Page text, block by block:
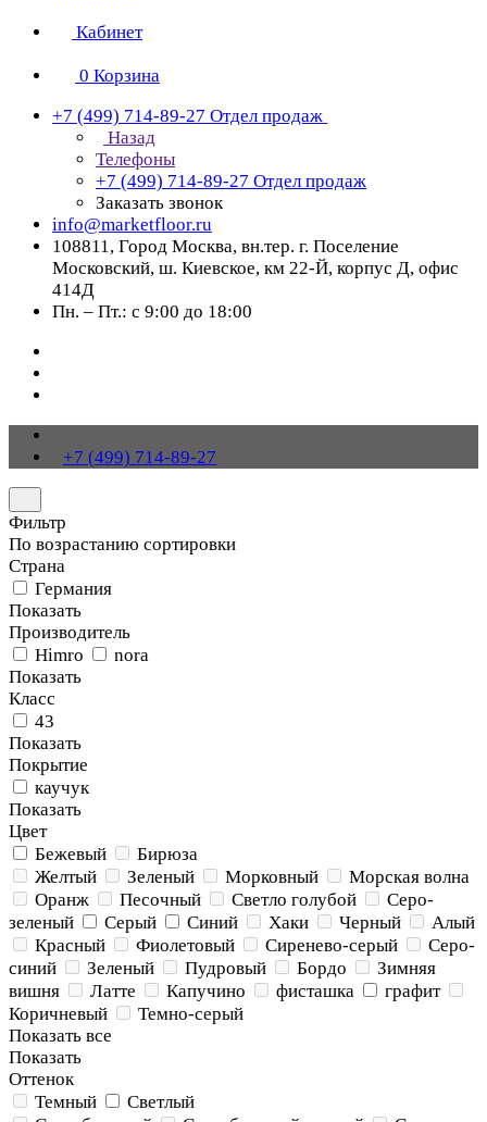
Кабинет
0 Корзина
+7 (499) 714-89-27 Отдел продаж
Назад
Телефоны
+7 (499) 714-89-27 Отдел продаж
Заказать звонок
info@marketfloor.ru
108811, Город Москва, вн.тер. г. Поселение
Московский, ш. Киевское, км 22-Й, корпус Д, офис
414Д
Пн. – Пт.: с 9:00 до 18:00
+7 (499) 714-89-27
Фильтр
По возрастанию сортировки
Страна
Германия
Показать
Производитель
Himro
nora
Показать
Класс
43
Показать
Покрытие
каучук
Показать
Цвет
Бежевый
Бирюза
Желтый
Зеленый Морковный
Морская волна
Оранж
Песочный Светло голубой
Серо-
зеленый
Серый Синий Хаки Черный
Алый
Красный
Фиолетовый Сиренево-серый
Серо-
синий
Зеленый Пудровый Бордо
Зимняя
вишня
Латте Капучино фисташка
графит
Коричневый
Темно-серый
Показать все
Показать
Оттенок
Темный
Светлый